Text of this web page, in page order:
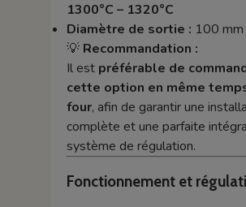
1300°C – 1320°C
Diamètre de sortie : 100 mm
💡 Recommandation :
Il est préférable de
cette option en même
four, afin de garantir une
complète et une parfaite
système de régulation.
Fonctionnement et